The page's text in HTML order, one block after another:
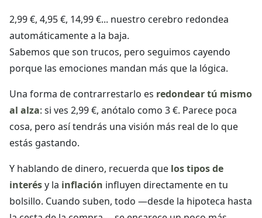
2,99 €, 4,95 €, 14,99 €... nuestro cerebro redondea
automáticamente a la baja.
Sabemos que son trucos, pero seguimos cayendo
porque las emociones mandan más que la lógica.
Una forma de contrarrestarlo es redondear tú mismo
al alza: si ves 2,99 €, anótalo como 3 €. Parece poca
cosa, pero así tendrás una visión más real de lo que
estás gastando.
Y hablando de dinero, recuerda que los tipos de
interésy la inflación influyen directamente en tu
bolsillo. Cuando suben, todo —desde la hipoteca hasta